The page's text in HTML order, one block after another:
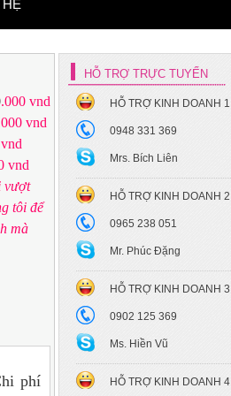
HỆ
.000 vnd
vnd
vnd
vượt
tôi để
mà
phí
HỖ TRỢ TRỰC TUYẾN
HỖ TRỢ KINH DOANH 1
0948 331 369
Mrs. Bích Liên
HỖ TRỢ KINH DOANH 2
0965 238 051
Mr. Phúc Đặng
HỖ TRỢ KINH DOANH 3
0902 125 369
Ms. Hiền Vũ
HỖ TRỢ KINH DOANH 4
Xe hoa cưới Mec S450
Maybach
Xe hoa cưới - Toyota Camry